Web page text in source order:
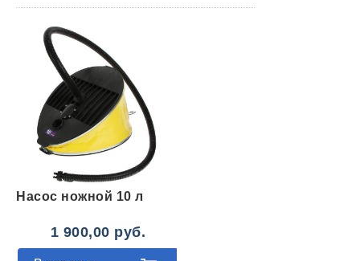
Насос ножной 10 л
1 900,00 руб.